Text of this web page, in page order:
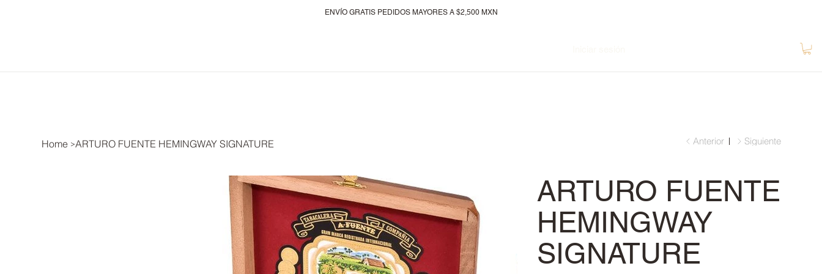
ENVÍO GRATIS PEDIDOS MAYORES A $2,500 MXN
Home >ARTURO FUENTE HEMINGWAY SIGNATURE Anterior Siguiente
ARTURO FUENTE
HEMINGWAY
SIGNATURE